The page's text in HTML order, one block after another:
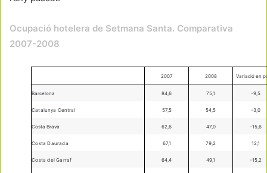
Ocupació hotelera de Setmana Santa. Comparativa
2007-2008
2007 2008 Variació en
Barcelona 84,6 75,1 -9,5
Catalunya Central 57,5 54,5 -3,0
Costa Brava 62,6 47,0 -15,6
Costa Daurada 67,1 79,2 12,1
Costa del Garraf 64,4 49,1 -15,2